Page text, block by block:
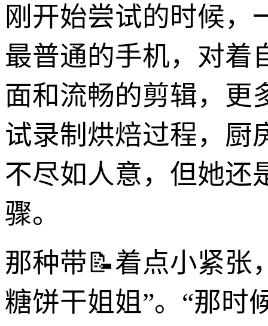
刚开始尝试的时候，
最普通的手机，对着
面和流畅的剪辑，更
试录制烘焙过程，厨
不尽如人意，但她还
骤。
那种带📝着点小紧张
糖饼干姐姐”。“那时